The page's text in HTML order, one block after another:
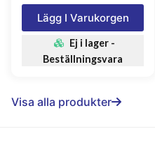
Lägg I Varukorgen
Ej i lager -
Beställningsvara
Visa alla produkter